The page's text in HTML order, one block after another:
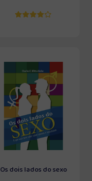
Os dois lados do sexo